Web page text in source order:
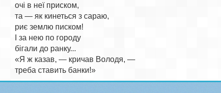
очі в неї приском,
та — як кинеться з сараю,
риє землю писком!
І за нею по городу
бігали до ранку...
«Я ж казав, — кричав Володя, —